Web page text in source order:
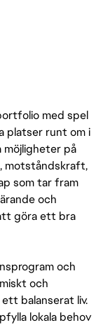
med spel
platser runt om i
möjligheter på
motståndskraft,
som tar fram
och
göra ett bra
och
och
balanserat liv.
lokala behov